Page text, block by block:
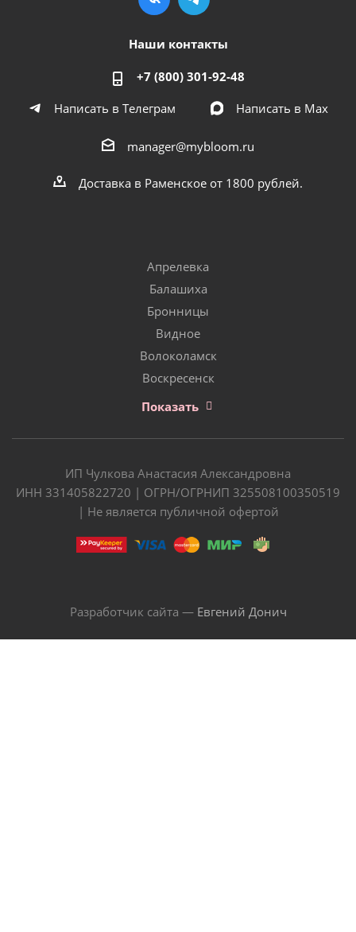
Наши контакты
+7 (800) 301-92-48
Написать в Телеграм
Написать в Мах
manager@mybloom.ru
Доставка в Раменское от 1800 рублей.
Апрелевка
Балашиха
Бронницы
Видное
Волоколамск
Воскресенск
Показать
ИП Чулкова Анастасия Александровна
ИНН 331405822720 | ОГРН/ОГРНИП 325508100350519
| Не является публичной офертой
Разработчик сайта — Евгений Донич